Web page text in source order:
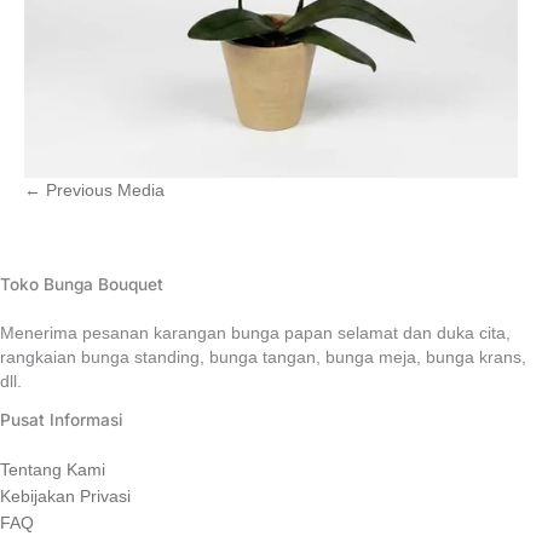
← Previous Media
Toko Bunga Bouquet
Menerima pesanan karangan bunga papan selamat dan duka cita,
rangkaian bunga standing, bunga tangan, bunga meja, bunga krans,
dll.
Pusat Informasi
Tentang Kami
Kebijakan Privasi
FAQ